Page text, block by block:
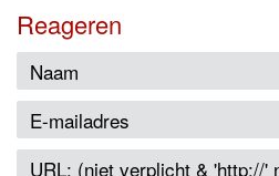
Reageren